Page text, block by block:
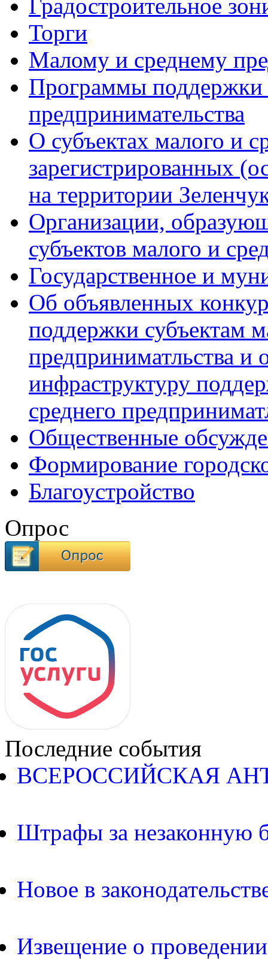
Градостроительное
Торги
Малому и среднему
Программы поддержки
предпринимательства
О субъектах малого и
зарегистрированных
на территории
Организации,
субъектов малого и
Государственное и
Об объявленных
поддержки субъектам
предприниматльства
инфраструктуру
среднего
Общественные
Формирование
Благоустройство
Опрос
Последние события
ВСЕРОССИЙСКАЯ
Штрафы за незаконную
Новое в
Извещение о